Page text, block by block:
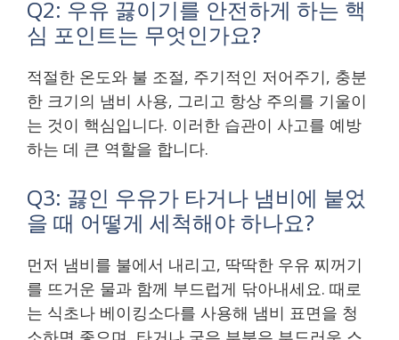
Q2: 우유 끓이기를 안전하게 하는 핵
심 포인트는 무엇인가요?
적절한 온도와 불 조절, 주기적인 저어주기, 충분
한 크기의 냄비 사용, 그리고 항상 주의를 기울이
는 것이 핵심입니다. 이러한 습관이 사고를 예방
하는 데 큰 역할을 합니다.
Q3: 끓인 우유가 타거나 냄비에 붙었
을 때 어떻게 세척해야 하나요?
먼저 냄비를 불에서 내리고, 딱딱한 우유 찌꺼기
를 뜨거운 물과 함께 부드럽게 닦아내세요. 때로
는 식초나 베이킹소다를 사용해 냄비 표면을 청